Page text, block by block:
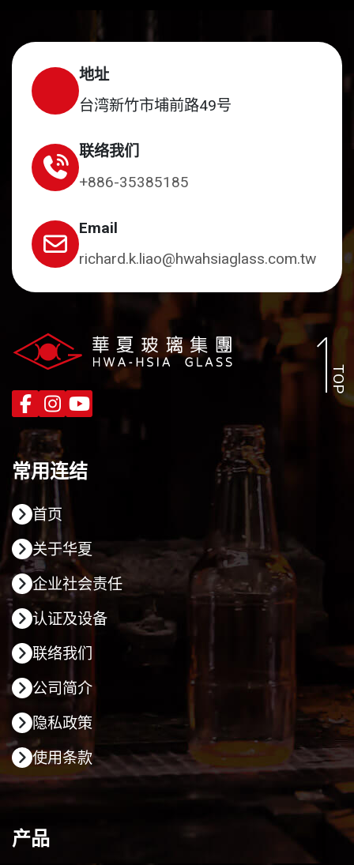
TOP
地址
台湾新竹市埔前路49号
联络我们
+886-35385185
Email
richard.k.liao@hwahsiaglass.com.tw
常用连结
首页
关于华夏
企业社会责任
认证及设备
联络我们
公司简介
隐私政策
使用条款
产品